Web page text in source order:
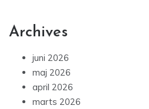
Archives
juni 2026
maj 2026
april 2026
marts 2026